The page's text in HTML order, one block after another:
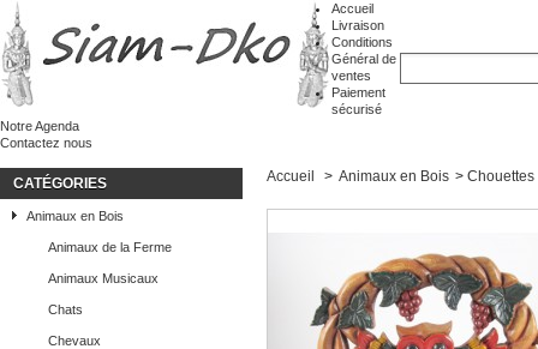
Accueil
Livraison
Conditions
Général de
ventes
Paiement
sécurisé
Notre Agenda
Contactez nous
CATÉGORIES
Animaux en Bois
Animaux de la Ferme
Animaux Musicaux
Chats
Chevaux
Accueil > Animaux en Bois >